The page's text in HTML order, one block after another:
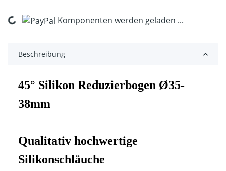
Loading... Komponenten werden geladen ...
Beschreibung
45° Silikon Reduzierbogen Ø35-
38mm
Qualitativ hochwertige
Silikonschläuche